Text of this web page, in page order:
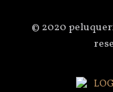
© 2020